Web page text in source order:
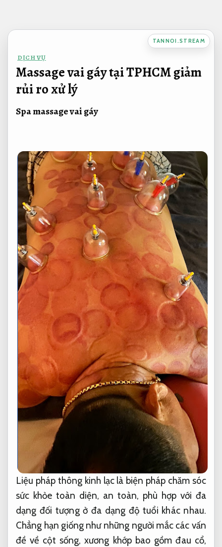
nội
TANNOI.STREAM
DỊCH VỤ
Massage vai gáy tại TPHCM giảm
rủi ro xử lý
Spa massage vai gáy
Liệu pháp thông kinh lạc là biện pháp chăm sóc
sức khỏe toàn diện, an toàn, phù hợp với đa
dạng đối tượng ở đa dạng độ tuổi khác nhau.
Chẳng hạn giống như những người mắc các vấn
đề về cột sống, xương khớp bao gồm đau cổ,